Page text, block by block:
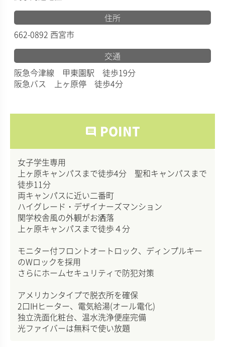
住所
662-0892 西宮市
交通
阪急今津線 甲東園駅 徒歩19分
阪急バス 上ヶ原停 徒歩4分
comment POINT
女子学生専用
上ヶ原キャンパスまで徒歩4分 聖和キャンパスまで
徒歩11分
両キャンパスに近い二番町
ハイグレード・デザイナーズマンション
関学校舎風の外観がお洒落
上ヶ原キャンパスまで徒歩４分
モニター付フロントオートロック、ディンプルキー
のWロックを採用
さらにホームセキュリティで防犯対策
アメリカンタイプで脱衣所を確保
2口IHヒーター、電気給湯(オール電化)
独立洗面化粧台、温水洗浄便座完備
光ファイバーは無料で使い放題